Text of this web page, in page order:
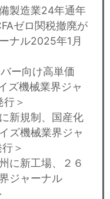
製造業24年通年
ゼロ関税撤廃が
ナル2025年1月
ー向け高単価
ズ機械業界ジャ
＞
新規制、国産化
ズ機械業界ジャ
＞
に新工場、２６
ジャーナル